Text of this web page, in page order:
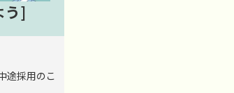
う]
途採用のこ